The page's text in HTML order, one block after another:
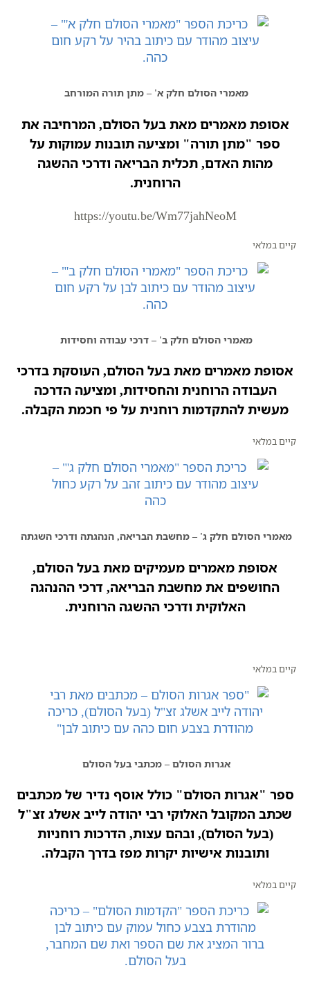
מאמרי הסולם חלק א' – מתן תורה המורחב
אסופת מאמרים מאת בעל הסולם, המרחיבה את
ספר "מתן תורה" ומציעה תובנות עמוקות על
מהות האדם, תכלית הבריאה ודרכי ההשגה
הרוחנית.​
https://youtu.be/Wm77jahNeoM
קיים במלאי
מאמרי הסולם חלק ב' – דרכי עבודה וחסידות
אסופת מאמרים מאת בעל הסולם, העוסקת בדרכי
העבודה הרוחנית והחסידות, ומציעה הדרכה
מעשית להתקדמות רוחנית על פי חכמת הקבלה.​
קיים במלאי
מאמרי הסולם חלק ג' – מחשבת הבריאה, הנהגתה ודרכי השגתה
אסופת מאמרים מעמיקים מאת בעל הסולם,
החושפים את מחשבת הבריאה, דרכי ההנהגה
האלוקית ודרכי ההשגה הרוחנית.
קיים במלאי
אגרות הסולם – מכתבי בעל הסולם
ספר "אגרות הסולם" כולל אוסף נדיר של מכתבים
שכתב המקובל האלוקי רבי יהודה לייב אשלג זצ"ל
(בעל הסולם), ובהם עצות, הדרכות רוחניות
ותובנות אישיות יקרות מפז בדרך הקבלה.
קיים במלאי